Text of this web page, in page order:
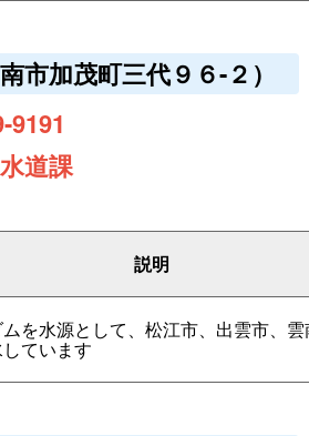
市加茂町三代９６-２）
9191
道課
説明
を水源として、松江市、出雲市、
ています